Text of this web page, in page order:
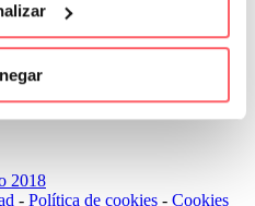
2018
- Política de cookies - Cookies